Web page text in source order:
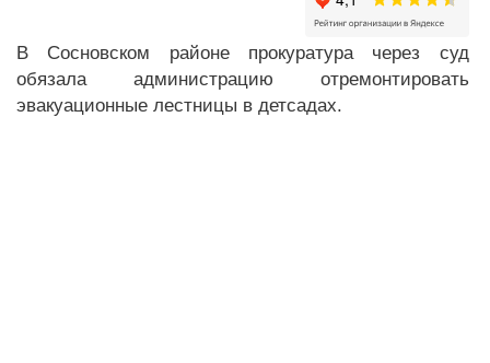
В Сосновском районе прокуратура через суд
обязала администрацию отремонтировать
эвакуационные лестницы в детсадах.